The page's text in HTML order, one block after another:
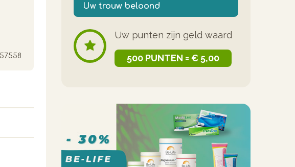
Uw trouw beloond
Uw punten zijn geld waard
500 PUNTEN = € 5,00